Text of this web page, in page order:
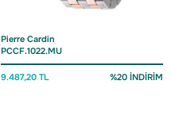
Pierre Cardin
PCCF.1022.MU
9.487,20 TL %20 İNDİRİM